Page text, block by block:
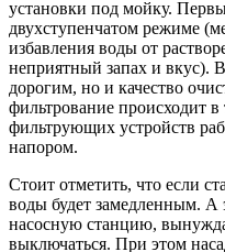
установки под мойку.
двухступенчатом режиме
избавления воды от
неприятный запах и вкус).
дорогим, но и качество
фильтрование происходит
фильтрующих устройств
напором.
Стоит отметить, что если
воды будет замедленным. А
насосную станцию,
выключаться. При этом